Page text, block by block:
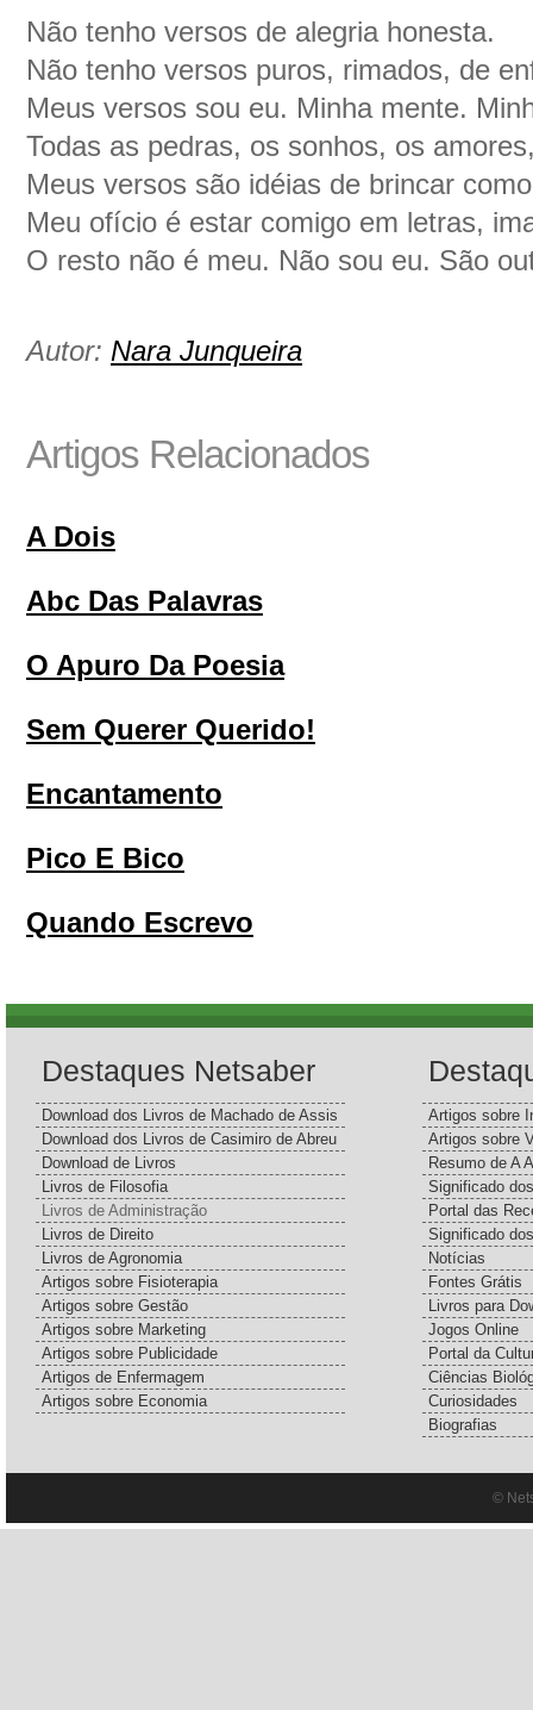
Não tenho versos de alegria honesta.
Não tenho versos puros, rimados, de
Meus versos sou eu. Minha mente.
Todas as pedras, os sonhos, os
Meus versos são idéias de brincar
Meu ofício é estar comigo em letras,
O resto não é meu. Não sou eu. São
Autor: Nara Junqueira
Artigos Relacionados
A Dois
Abc Das Palavras
O Apuro Da Poesia
Sem Querer Querido!
Encantamento
Pico E Bico
Quando Escrevo
Destaques Netsaber
Download dos Livros de Machado de Assis
Download dos Livros de Casimiro de Abreu
Download de Livros
Livros de Filosofia
Livros de Administração
Livros de Direito
Livros de Agronomia
Artigos sobre Fisioterapia
Artigos sobre Gestão
Artigos sobre Marketing
Artigos sobre Publicidade
Artigos de Enfermagem
Artigos sobre Economia
Artigos sobre
Artigos sobre
Resumo de A
Significado
Portal das
Significado
Notícias
Fontes Grátis
Livros para
Jogos Online
Portal da
Ciências
Curiosidades
Biografias
©